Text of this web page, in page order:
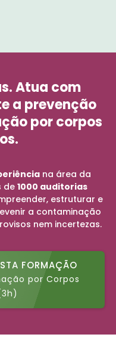
Atua com
a prevenção
por corpos
na área da
de 1000 auditorias
estruturar e
a contaminação
nem incertezas.
FORMAÇÃO
por Corpos